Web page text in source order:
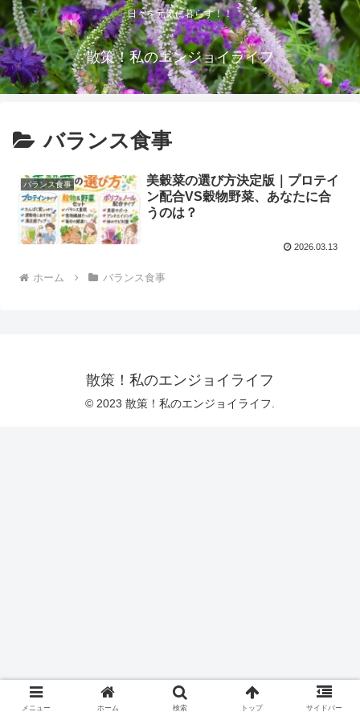
日々を元気に暮らす！！
散策！私のエンジョイライフ
バランス食事
バランス食事
美穀菜の選び方決定版｜プロテイ
ン配合VS穀物野菜、あなたに合
うのは？
2026.03.13
ホーム バランス食事
散策！私のエンジョイライフ
© 2023 散策！私のエンジョイライフ.
メニュー ホーム 検索 トップ サイドバー